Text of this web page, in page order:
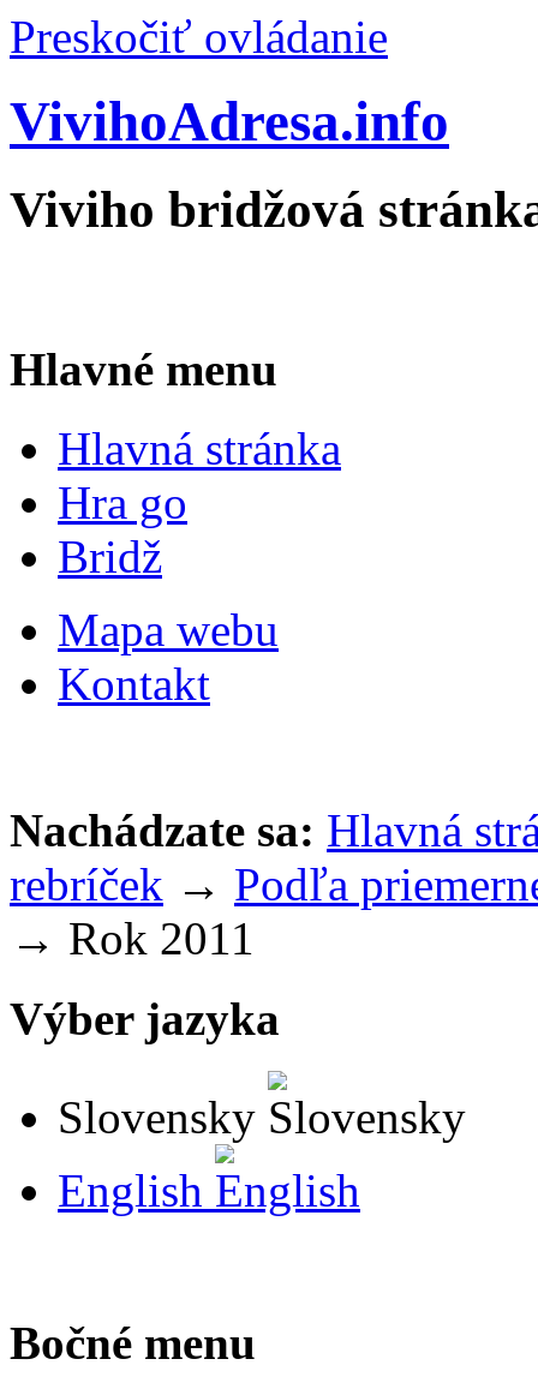
Preskočiť ovládanie
VivihoAdresa.info
Viviho bridžová
Hlavné menu
Hlavná stránka
Hra go
Bridž
Mapa webu
Kontakt
Nachádzate sa: Hlavná
rebríček → Podľa
→ Rok 2011
Výber jazyka
Slovensky
English
Bočné menu